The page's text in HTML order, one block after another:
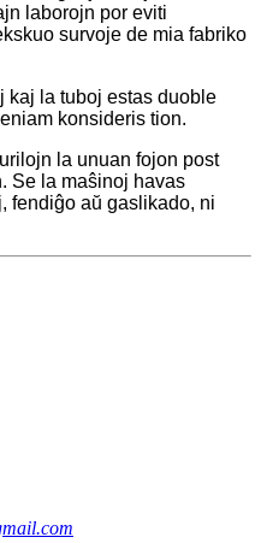
laborojn por eviti
survoje de mia fabriko
kaj la tuboj estas duoble
konsideris tion.
la unuan fojon post
Se la maŝinoj havas
fendiĝo aŭ gaslikado, ni